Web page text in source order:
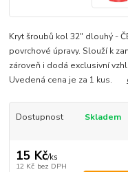
Kryt šroubů kol 32" dlouhý -
povrchové úpravy. Slouží k
zároveň i dodá exclusivní
Uvedená cena je za 1 kus.
Dostupnost Skladem
15 Kč/ks
12 Kč bez DPH